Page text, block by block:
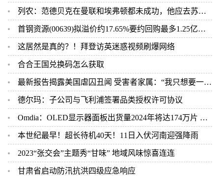
列农：范德贝克在曼联和埃弗顿都未成功，他应去苏超重新开始
首钢资源(00639)拟溢价约17.65%要约回购最多1.25亿股股份 7月12日复牌
这居然是真的？！拜登访英迷惑视频刷爆网络
合合王国兑换码怎么获取
最新报告揭露美国虐囚丑闻 受害者家属：“我只想要一个答案”
德尔玛：子公司与飞利浦签署品类授权许可协议
Omdia：OLED显示器面板出货量2024年将达174万片 两年时间实现10倍以上激增
本世纪最早！超长待机40天！11日入伏河南迎强降雨
2023“张交会”主题秀“甘味” 地域风味惊喜连连
甘肃省启动防汛抗洪四级应急响应